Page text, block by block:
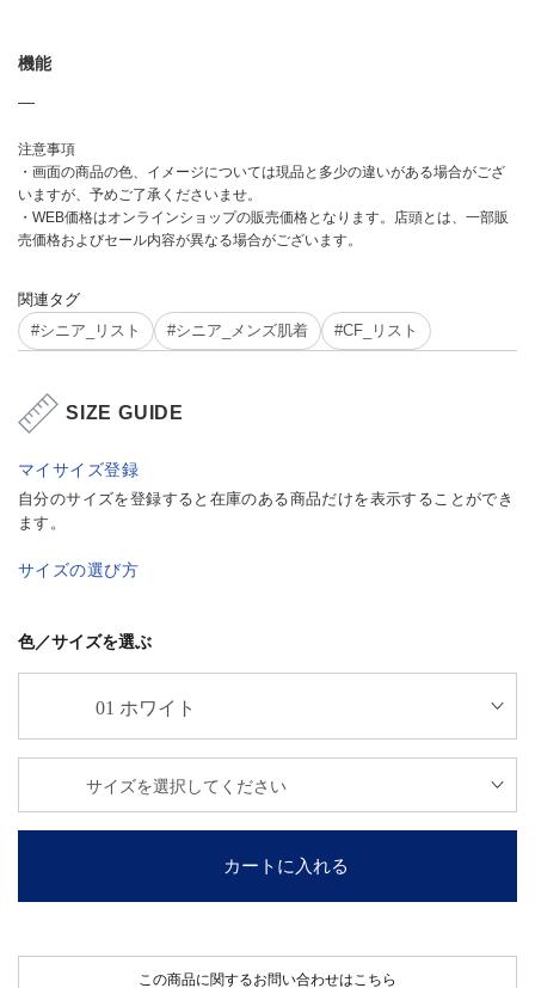
機能
―
注意事項
・画面の商品の色、イメージについては現品と多少の違いがある場合がござ
いますが、予めご了承くださいませ。
・WEB価格はオンラインショップの販売価格となります。店頭とは、一部販
売価格およびセール内容が異なる場合がございます。
関連タグ
#シニア_リスト
#シニア_メンズ肌着 #CF_リスト
SIZE GUIDE
マイサイズ登録
自分のサイズを登録すると在庫のある商品だけを表示することができ
ます。
サイズの選び方
色／サイズを選ぶ
カートに入れる
この商品に関するお問い合わせはこちら